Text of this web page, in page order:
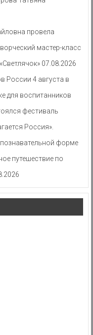
провела
мастер-класс
07.08.2026
России 4 августа в
для воспитанников
фестиваль
Россия».
форме
путешествие по